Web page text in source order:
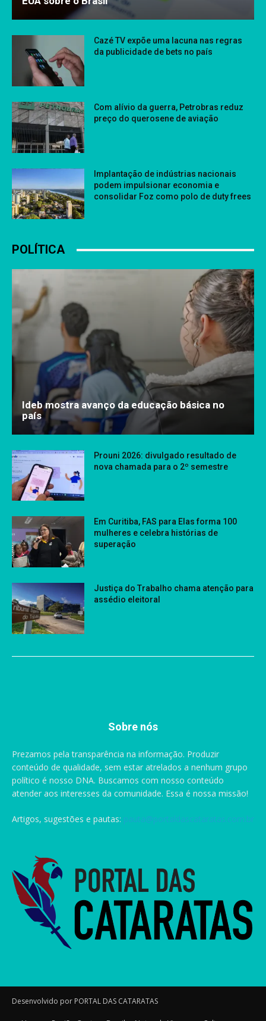
Cazé TV expõe uma lacuna nas regras
da publicidade de bets no país
Com alívio da guerra, Petrobras reduz
preço do querosene de aviação
Implantação de indústrias nacionais
podem impulsionar economia e
consolidar Foz como polo de duty frees
POLÍTICA
Ideb mostra avanço da educação básica no
país
Prouni 2026: divulgado resultado de
nova chamada para o 2º semestre
Em Curitiba, FAS para Elas forma 100
mulheres e celebra histórias de
superação
Justiça do Trabalho chama atenção para
assédio eleitoral
Sobre nós
Prezamos pela transparência na informação. Produzir
conteúdo de qualidade, sem estar atrelados a nenhum grupo
político é nosso DNA. Buscamos com nosso conteúdo
atender aos interesses da comunidade. Essa é nossa missão!
Artigos, sugestões e pautas: pauta@portaldascataratas.com.br
Desenvolvido por PORTAL DAS CATARATAS